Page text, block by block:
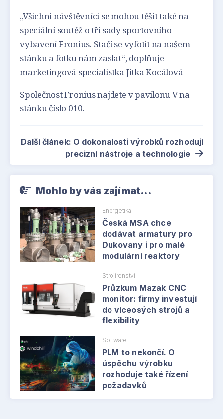
„Všichni návštěvníci se mohou těšit také na
speciální soutěž o tři sady sportovního
vybavení Fronius. Stačí se vyfotit na našem
stánku a fotku nám zaslat“, doplňuje
marketingová specialistka Jitka Kocálová
Společnost Fronius najdete v pavilonu V na
stánku číslo 010.
Další článek: O dokonalosti výrobků rozhodují
precizní nástroje a technologie
Mohlo by vás zajímat...
Energetika
Česká MSA chce
dodávat armatury pro
Dukovany i pro malé
modulární reaktory
Strojírenství
Průzkum Mazak CNC
monitor: firmy investují
do víceosých strojů a
flexibility
Software
PLM to nekončí. O
úspěchu výrobku
rozhoduje také řízení
požadavků